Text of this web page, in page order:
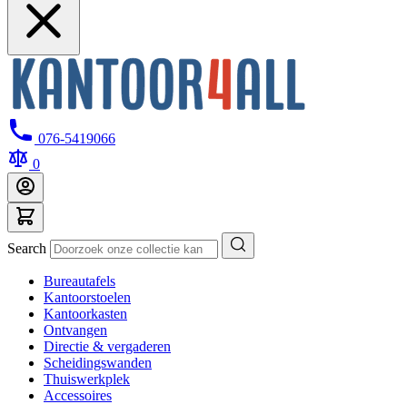
076-5419066
0
Search
Bureautafels
Kantoorstoelen
Kantoorkasten
Ontvangen
Directie & vergaderen
Scheidingswanden
Thuiswerkplek
Accessoires